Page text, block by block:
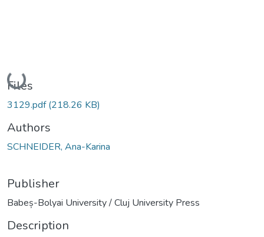
Loading...
Files
3129.pdf(218.26 KB)
Authors
SCHNEIDER, Ana-Karina
Publisher
Babeș-Bolyai University / Cluj University Press
Description